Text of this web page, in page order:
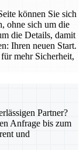
können Sie sich
ohne sich um die
die Details, damit
Ihren neuen Start.
mehr Sicherheit,
Partner?
Anfrage bis zum
und